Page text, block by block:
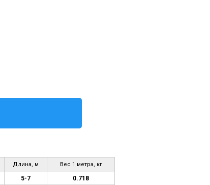
Длина, м Вес 1 метра, кг
5-7 0.718